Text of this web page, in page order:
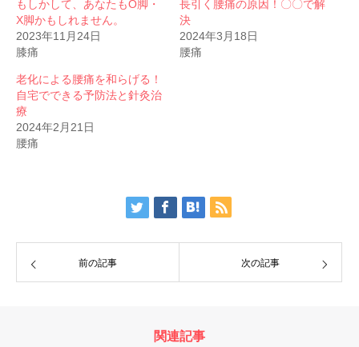
もしかして、あなたもO脚・
X脚かもしれません。
2023年11月24日
膝痛
長引く腰痛の原因！〇〇で解
決
2024年3月18日
腰痛
老化による腰痛を和らげる！
自宅でできる予防法と針灸治
療
2024年2月21日
腰痛
前の記事 次の記事
関連記事